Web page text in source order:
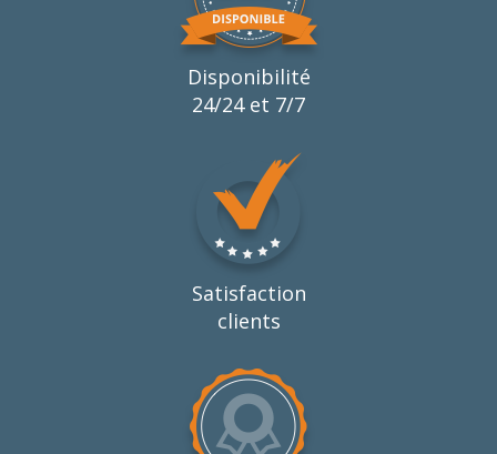
Disponibilité
24/24 et 7/7
Satisfaction
clients